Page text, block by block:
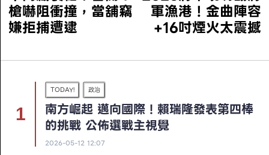
槍嚇阻衝撞，當舖竊
嫌拒捕遭逮
軍漁港！金曲陣容
+16吋煙火太震撼
TODAY! 政治
南方崛起 邁向國際！賴瑞隆發表第四棒
的挑戰 公佈選戰主視覺
2026-05-12 12:07